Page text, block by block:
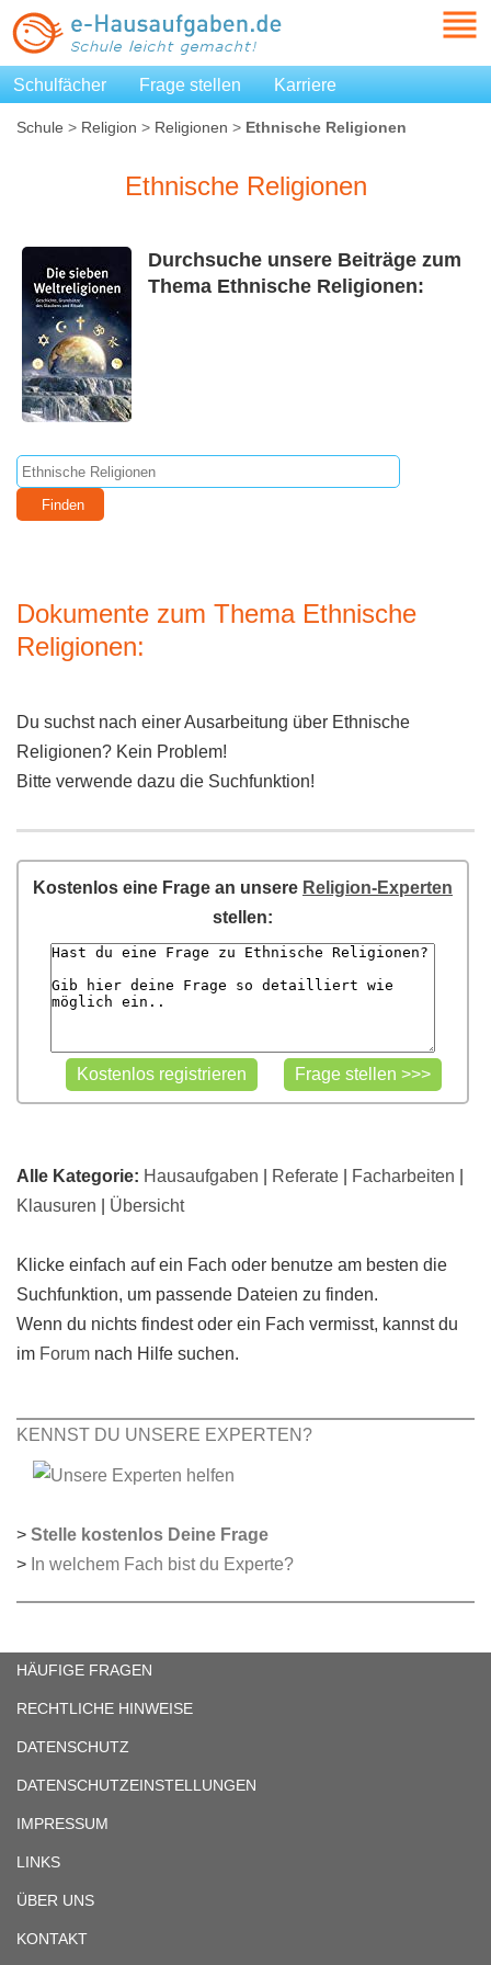
Schulfächer Frage stellen Karriere
Schule > Religion > Religionen > Ethnische Religionen
Ethnische Religionen
Durchsuche unsere Beiträge zum
Thema Ethnische Religionen:
Dokumente zum Thema Ethnische
Religionen:
Du suchst nach einer Ausarbeitung über Ethnische
Religionen? Kein Problem!
Bitte verwende dazu die Suchfunktion!
Kostenlos eine Frage an unsere Religion-Experten
stellen:
Alle Kategorie: Hausaufgaben Referate Facharbeiten
Klausuren
Übersicht
Klicke einfach auf ein Fach oder benutze am besten die
Suchfunktion, um passende Dateien zu finden.
Wenn du nichts findest oder ein Fach vermisst, kannst du
im Forum nach Hilfe suchen.
KENNST DU UNSERE EXPERTEN?
> Stelle kostenlos Deine Frage
> In welchem Fach bist du Experte?
HÄUFIGE FRAGEN
RECHTLICHE HINWEISE
DATENSCHUTZ
DATENSCHUTZEINSTELLUNGEN
IMPRESSUM
LINKS
ÜBER UNS
KONTAKT